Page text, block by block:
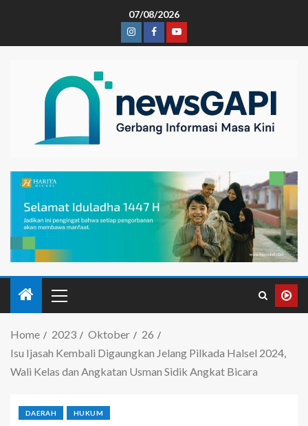
07/08/2026
Home 2023 Oktober
26
Isu Ijasah Kembali Digaungkan Jelang Pilkada Halsel 2024,
Wali Kelas dan Angkatan Usman Sidik Angkat Bicara
DAERAH HUKUM